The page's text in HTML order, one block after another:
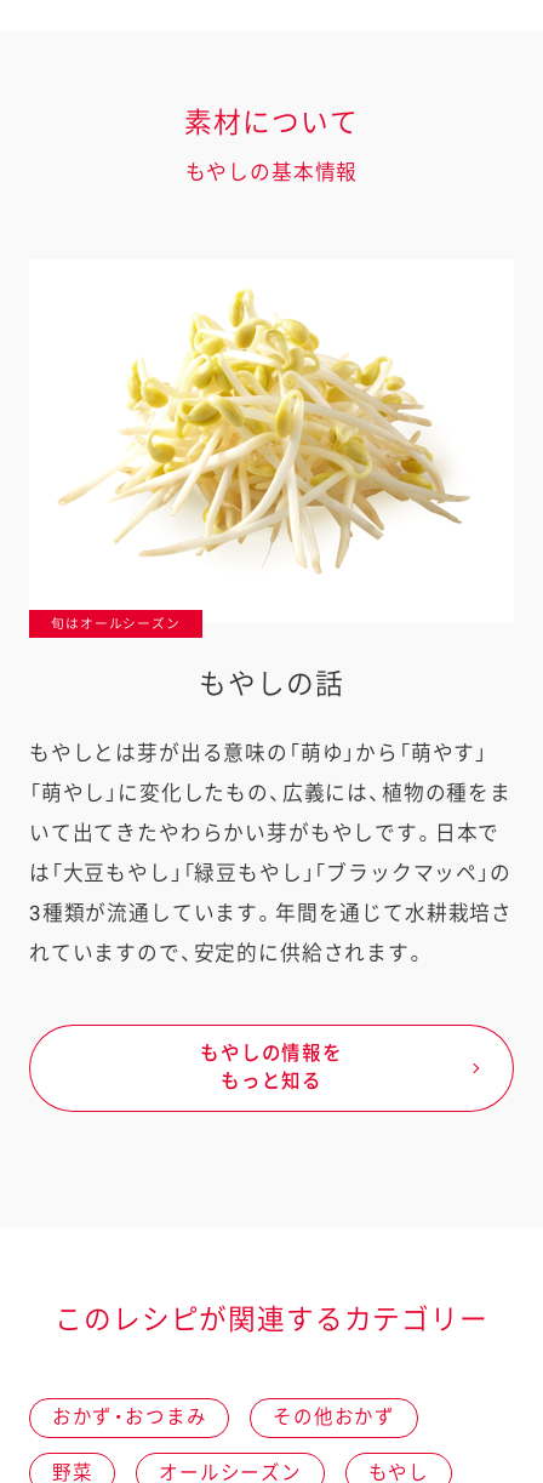
素材について
もやしの基本情報
旬はオールシーズン
もやしの話
もやしとは芽が出る意味の「萌ゆ」から「萌やす」
「萌やし」に変化したもの、広義には、植物の種をま
いて出てきたやわらかい芽がもやしです。日本で
は「大豆もやし」「緑豆もやし」「ブラックマッペ」の
3種類が流通しています。年間を通じて水耕栽培さ
れていますので、安定的に供給されます。
もやしの情報を
もっと知る
このレシピが関連するカテゴリー
おかず・おつまみ その他おかず
野菜 オールシーズン もやし